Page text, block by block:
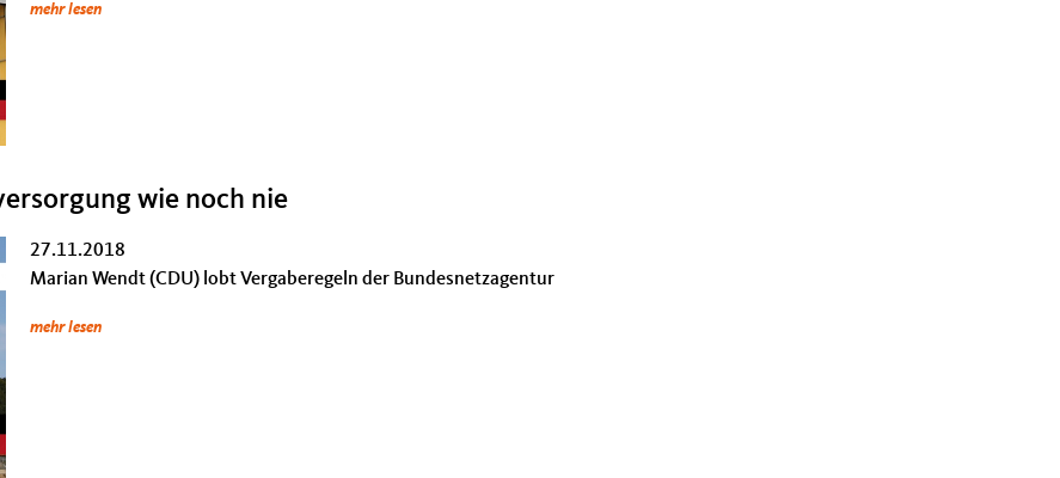
mehr lesen
wie noch nie
27.11.2018
Marian Wendt (CDU) lobt Vergaberegeln der Bundesnetzagentur
mehr lesen